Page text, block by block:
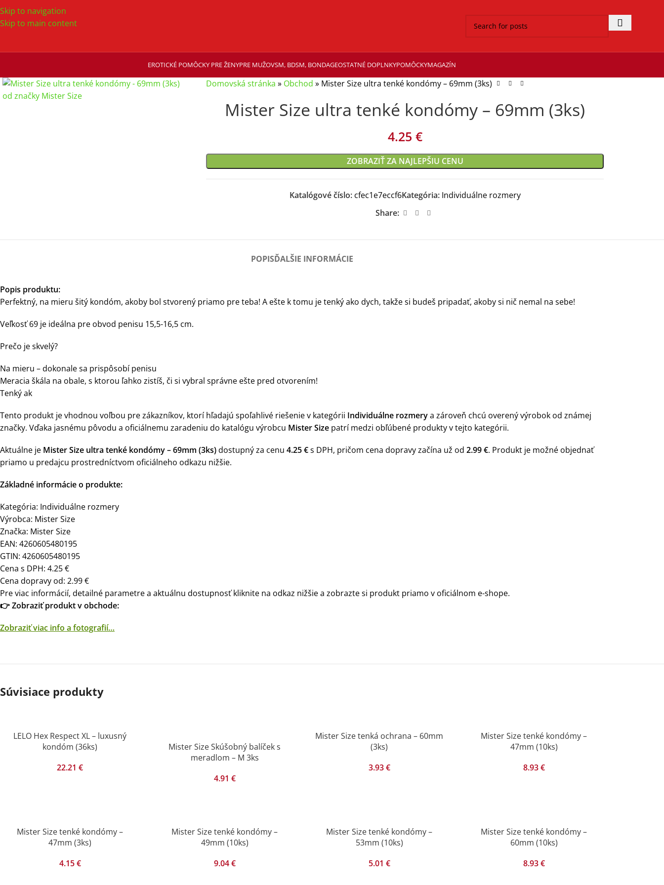
Skip to navigation
Skip to main content
EROTICKÉ POMÔCKY PRE ŽENYPRE MUŽOVSM, BDSM, BONDAGEOSTATNÉ DOPLNKYPOMÔCKYMAGAZÍN
Domovská stránka » Obchod » Mister Size ultra tenké kondómy – 69mm (3ks)
Mister Size ultra tenké kondómy – 69mm (3ks)
4.25 €
ZOBRAZIŤ ZA NAJLEPŠIU CENU
Katalógové číslo: cfec1e7eccf6Kategória: Individuálne rozmery
Share:
POPISĎALŠIE INFORMÁCIE
Popis produktu:
Perfektný, na mieru šitý kondóm, akoby bol stvorený priamo pre teba! A ešte k tomu je tenký ako dych, takže si budeš pripadať, akoby si nič nemal na sebe!
Veľkosť 69 je ideálna pre obvod penisu 15,5-16,5 cm.
Prečo je skvelý?
Na mieru – dokonale sa prispôsobí penisu
Meracia škála na obale, s ktorou ľahko zistíš, či si vybral správne ešte pred otvorením!
Tenký ak
Tento produkt je vhodnou voľbou pre zákazníkov, ktorí hľadajú spoľahlivé riešenie v kategórii Individuálne rozmerya zároveň chcú overený výrobok od známej
značky. Vďaka jasnému pôvodu a oficiálnemu zaradeniu do katalógu výrobcu Mister Size patrí medzi obľúbené produkty v tejto kategórii.
Aktuálne je Mister Size ultra tenké kondómy – 69mm (3ks)dostupný za cenu 4.25 €s DPH, pričom cena dopravy začína už od 2.99 €. Produkt je možné objednať
priamo u predajcu prostredníctvom oficiálneho odkazu nižšie.
Základné informácie o produkte:
Kategória: Individuálne rozmery
Výrobca: Mister Size
Značka: Mister Size
EAN: 4260605480195
GTIN: 4260605480195
Cena s DPH: 4.25 €
Cena dopravy od: 2.99 €
Pre viac informácií, detailné parametre a aktuálnu dostupnosť kliknite na odkaz nižšie a zobrazte si produkt priamo v oficiálnom e-shope.
👉 Zobraziť produkt v obchode:
Zobraziť viac info a fotografií…
Súvisiace produkty
LELO Hex Respect XL – luxusný
kondóm (36ks)
22.21 €
Mister Size Skúšobný balíček s
meradlom – M 3ks
4.91 €
Mister Size tenká ochrana – 60mm
(3ks)
3.93€
Mister Size tenké kondómy –
47mm (10ks)
8.93€
Mister Size tenké kondómy –
47mm (3ks)
4.15€
Mister Size tenké kondómy –
49mm (10ks)
9.04€
Mister Size tenké kondómy –
53mm (10ks)
5.01 €
Mister Size tenké kondómy –
60mm (10ks)
8.93€